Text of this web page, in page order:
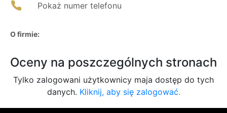
Pokaż numer telefonu
O firmie:
Oceny na poszczególnych stronach
Tylko zalogowani użytkownicy maja dostęp do tych
danych. Kliknij, aby się zalogować.